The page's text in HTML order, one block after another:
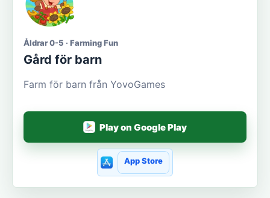
Åldrar 0-5 · Farming Fun
Gård för barn
Farm för barn från YovoGames
Play on Google Play
App Store